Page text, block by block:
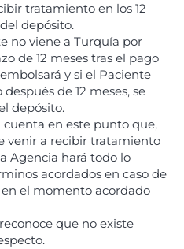
tratamiento en los 12
depósito.
no viene a Turquía por
de 12 meses tras el pago
y si el Paciente
de 12 meses, se
depósito.
en este punto que,
venir a recibir tratamiento
Agencia hará todo lo
acordados en caso de
el momento acordado
que no existe